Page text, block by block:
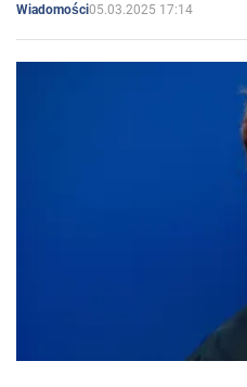
Wiadomości05.03.2025 17:14